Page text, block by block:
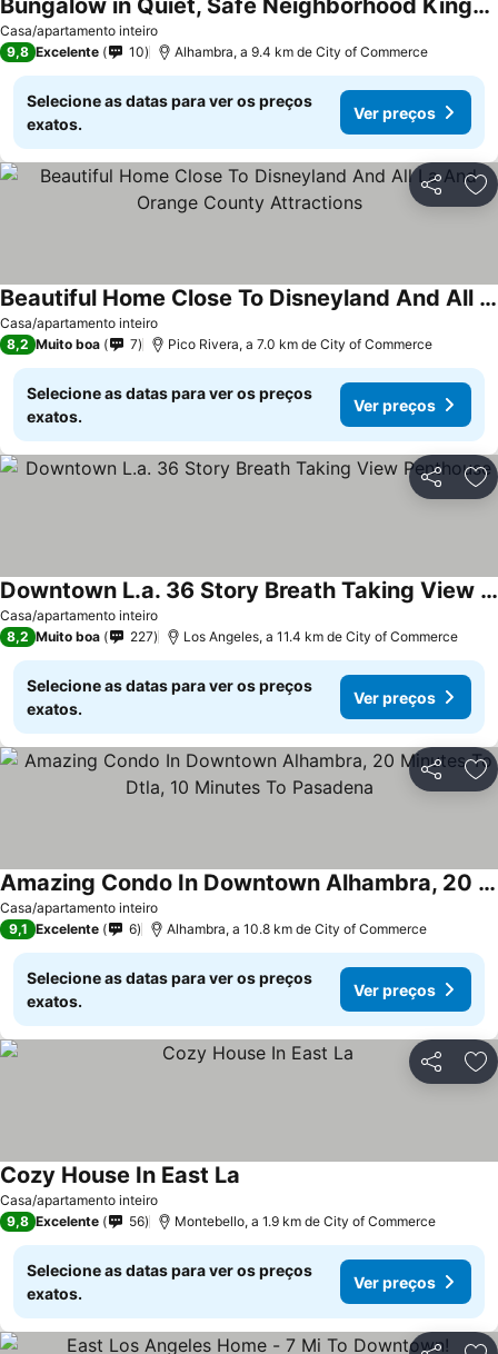
Casa/apartamento inteiro
Bungalow in Quiet, Safe Neighborhood King-Bed Near Downtown LA and OT Pasadena !
9,8 Excelente 10 Alhambra, a 9.4 km de City of Commerce
Selecione as datas para ver os preços
exatos.
Ver preços
Partilhar
Casa/apartamento inteiro
Beautiful Home Close To Disneyland And All La And Orange County Attractions
8,2 Muito boa 7 Pico Rivera, a 7.0 km de City of Commerce
Selecione as datas para ver os preços
exatos.
Ver preços
Partilhar
Casa/apartamento inteiro
Downtown L.a. 36 Story Breath Taking View Penthouse
8,2 Muito boa 227 Los Angeles, a 11.4 km de City of Commerce
Selecione as datas para ver os preços
exatos.
Ver preços
Partilhar
Casa/apartamento inteiro
Amazing Condo In Downtown Alhambra, 20 Minutes To Dtla, 10 Minutes To Pasadena
9,1 Excelente 6 Alhambra, a 10.8 km de City of Commerce
Selecione as datas para ver os preços
exatos.
Ver preços
Partilhar
Casa/apartamento inteiro
Cozy House In East La
9,8 Excelente 56 Montebello, a 1.9 km de City of Commerce
Selecione as datas para ver os preços
exatos.
Ver preços